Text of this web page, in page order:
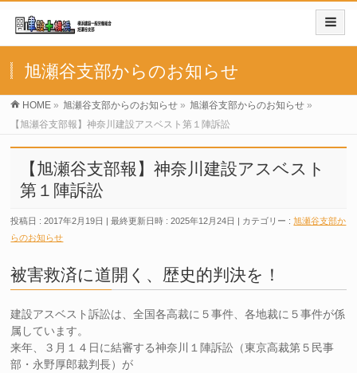
旭瀬谷支部からのお知らせ
HOME » 旭瀬谷支部からのお知らせ » 旭瀬谷支部からのお知らせ »
【旭瀬谷支部報】神奈川建設アスベスト第１陣訴訟
【旭瀬谷支部報】神奈川建設アスベスト
第１陣訴訟
投稿日 : 2017年2月19日 最終更新日時 : 2025年12月24日 カテゴリー :旭瀬谷支部か
らのお知らせ
被害救済に道開く、歴史的判決を！
建設アスベスト訴訟は、全国各高裁に５事件、各地裁に５事件が係
属しています。
来年、３月１４日に結審する神奈川１陣訴訟（東京高裁第５民事
部・永野厚郎裁判長）が